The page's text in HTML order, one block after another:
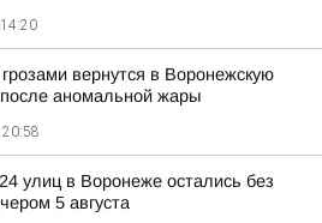
вернутся в Воронежскую
аномальной жары
20:58
улиц в Воронеже остались без
5 августа